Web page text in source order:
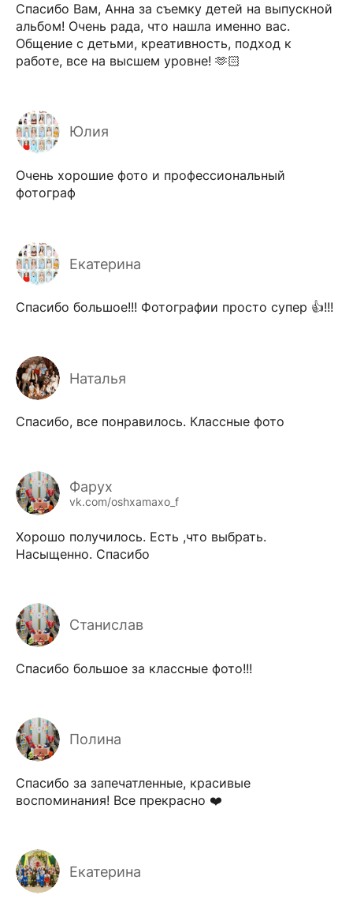
Спасибо Вам, Анна за съемку детей на выпускной
альбом! Очень рада, что нашла именно вас.
Общение с детьми, креативность, подход к
работе, все на высшем уровне! 🫶🏻
Юлия
Очень хорошие фото и профессиональный
фотограф
Екатерина
Спасибо большое!!! Фотографии просто супер 👍!!!
Наталья
Спасибо, все понравилось. Классные фото
Фарух
vk.com/oshxamaxo_f
Хорошо получилось. Есть ,что выбрать.
Насыщенно. Спасибо
Станислав
Спасибо большое за классные фото!!!
Полина
Спасибо за запечатленные, красивые
воспоминания! Все прекрасно ❤️
Екатерина